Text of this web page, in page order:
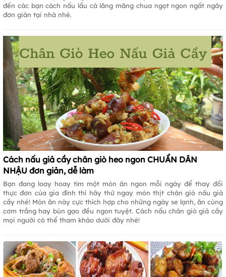
đến các bạn cách nấu lẩu cá lăng măng chua ngọt ngon ngất ngây
đơn giản tại nhà nhé.
Cách nấu giả cầy chân giò heo ngon CHUẨN DÂN
NHẬU đơn giản, dễ làm
Bạn đang loay hoay tìm một món ăn ngon mỗi ngày để thay đổi
thực đơn của gia đình thì hãy thử ngay món thịt chân giò nấu giả
cầy nhé! Món ăn này cực thích hợp cho những ngày se lạnh, ăn cùng
cơm trắng hay bún gạo đều ngon tuyệt. Cách nấu chân giò giả cầy
mọi người có thể tham khảo dưới đây nhé!